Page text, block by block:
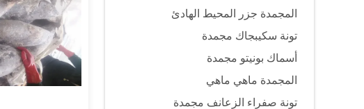
المجمدة جزر المحيط الهادئ
تونة سكيبجاك مجمدة
أسماك بونيتو ​​مجمدة
المجمدة ماهي ماهي
تونة صفراء الزعانف مجمدة